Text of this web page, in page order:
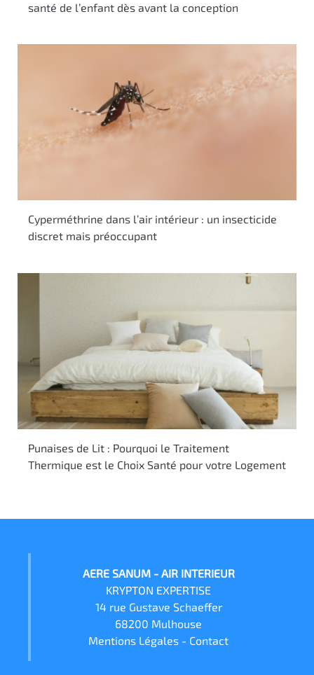
santé de l’enfant dès avant la conception
Cyperméthrine dans l’air intérieur : un insecticide
discret mais préoccupant
Punaises de Lit : Pourquoi le Traitement
Thermique est le Choix Santé pour votre Logement
AERE SANUM - AIR INTERIEUR
KRYPTON EXPERTISE
14 rue Gustave Schaeffer
68200 Mulhouse
Mentions Légales - Contact